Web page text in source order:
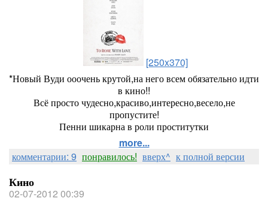
[250x370]
*Новый Вуди ооочень крутой,на него всем обязательно идти
в кино!!
Всё просто чудесно,красиво,интересно,весело,не
пропустите!
Пенни шикарна в роли проститутки
more...
комментарии: 9 понравилось! вверх^ к полной версии
Кино
02-07-2012 00:39